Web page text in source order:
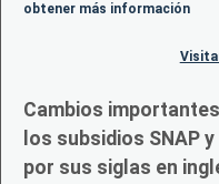
obtener más información
Cambios
los subsidios SNAP
por sus siglas en